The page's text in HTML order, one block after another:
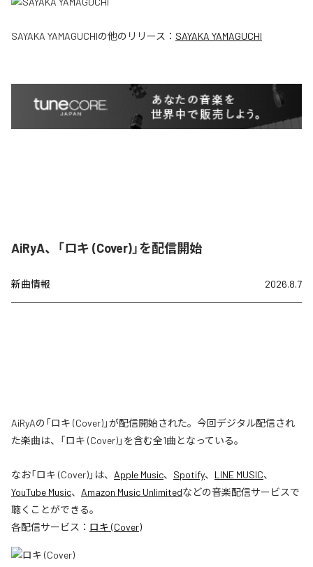
SAYAKA YAMAGUCHIの他のリリース： SAYAKA YAMAGUCHI
AiRyA、「ロキ (Cover)」を配信開始
新曲情報 2026.8.7
AiRyAの「ロキ (Cover)」が配信開始された。今回デジタル配信され
た楽曲は、「ロキ (Cover)」を含む全1曲となっている。
なお「ロキ (Cover)」は、 Apple Music、 Spotify、 LINE MUSIC、
YouTube Music、 Amazon Music Unlimitedなどの音楽配信サービスで
聴くことができる。
各配信サービス： ロキ (Cover)